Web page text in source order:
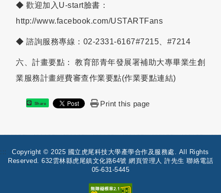
◆ 歡迎加入U-start臉書：
http://www.facebook.com/USTARTFans
◆ 諮詢服務專線：02-2331-6167#7215、#7214
六、計畫要點： 教育部青年發展署補助大專畢業生創
業服務計畫經費審查作業要點(作業要點連結)
Share Print this page
:::
Copyright © 2025 國立虎尾科技大學產學合作及服務處. All Rights
Reserved. 632雲林縣虎尾鎮文化路64號 網頁管理人 許先生 聯絡電話
05-631-5445